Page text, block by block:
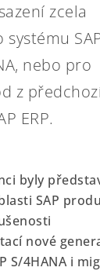
zcela
systému
nebo pro
z
ERP.
byly
SAP
nové
S/4HANA i